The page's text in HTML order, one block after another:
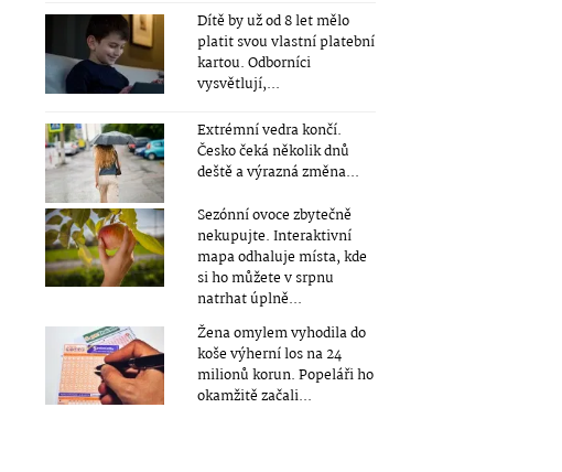
Dítě by už od 8 let mělo
platit svou vlastní platební
kartou. Odborníci
vysvětlují,...
Extrémní vedra končí.
Česko čeká několik dnů
deště a výrazná změna...
Sezónní ovoce zbytečně
nekupujte. Interaktivní
mapa odhaluje místa, kde
si ho můžete v srpnu
natrhat úplně...
Žena omylem vyhodila do
koše výherní los na 24
milionů korun. Popeláři ho
okamžitě začali...